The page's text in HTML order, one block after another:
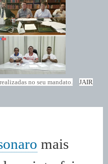
no seu mandato.
JAIR
mais